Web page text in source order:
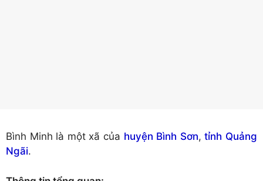
Bình Minh là một xã của huyện Bình Sơn,tỉnh Quảng
Ngãi.